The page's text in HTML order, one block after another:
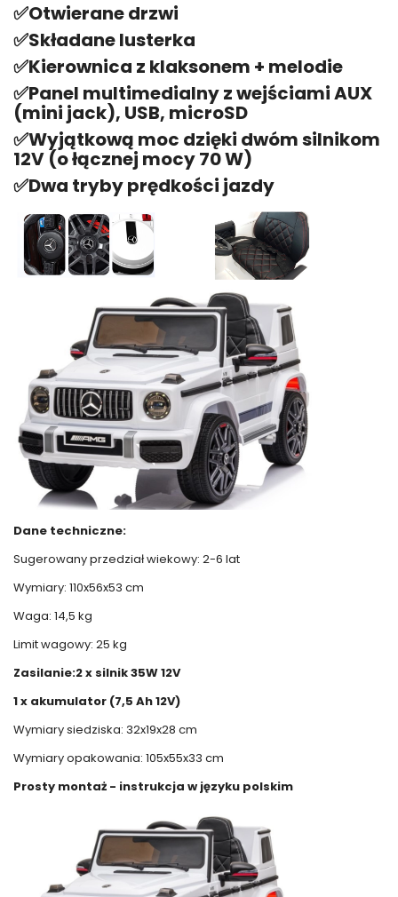
✅Otwierane drzwi
✅Składane lusterka
✅Kierownica z klaksonem + melodie
✅Panel multimedialny z wejściami AUX
(mini jack), USB, microSD
✅Wyjątkową moc dzięki dwóm silnikom
12V (o łącznej mocy 70 W)
✅Dwa tryby prędkości jazdy
Dane techniczne:
Sugerowany przedział wiekowy: 2-6 lat
Wymiary: 110x56x53 cm
Waga: 14,5 kg
Limit wagowy: 25 kg
Zasilanie:2 x silnik 35W 12V
1 x akumulator (7,5 Ah 12V)
Wymiary siedziska: 32x19x28 cm
Wymiary opakowania: 105x55x33 cm
Prosty montaż - instrukcja w języku polskim